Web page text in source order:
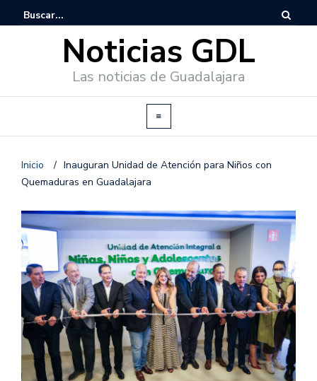
Noticias GDL
Las noticias de Guadalajara
Inicio / Inauguran Unidad de Atención para Niños con
Quemaduras en Guadalajara